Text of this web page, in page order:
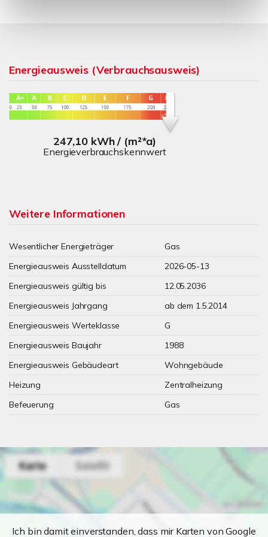
Energieausweis (Verbrauchsausweis)
247,10 kWh / (m²*a)
Energieverbrauchskennwert
Weitere Informationen
Wesentlicher Energieträger
Gas
Energieausweis Ausstelldatum
2026-05-13
Energieausweis gültig bis
12.05.2036
Energieausweis Jahrgang
ab dem 1.5.2014
Energieausweis Werteklasse
G
Energieausweis Baujahr
1988
Energieausweis Gebäudeart
Wohngebäude
Heizung
Zentralheizung
Befeuerung
Gas
Ich bin damit einverstanden, dass mir Karten von Google